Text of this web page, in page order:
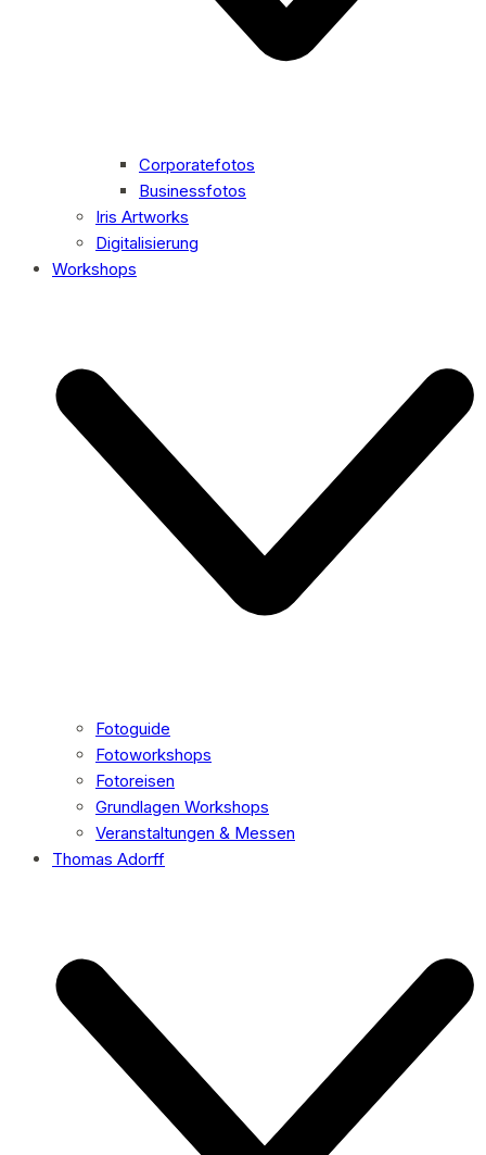
Corporatefotos
Businessfotos
Iris Artworks
Digitalisierung
Workshops
Fotoguide
Fotoworkshops
Fotoreisen
Grundlagen Workshops
Veranstaltungen & Messen
Thomas Adorff